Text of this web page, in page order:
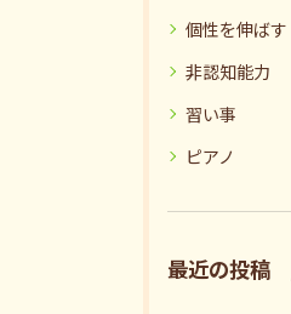
個性を伸ばす
非認知能力
習い事
ピアノ
最近の投稿